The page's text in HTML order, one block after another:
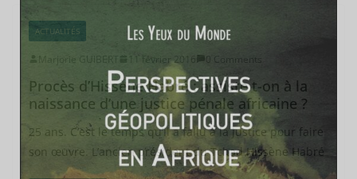
ACTUALITÉS
Marjorie GUIBERT 11 février 2016 0 Comments
Procès d’Hissène Habré : assiste t-on à la
naissance d’une justice pénale africaine ?
25 ans. C’est le temps qu’il a fallu à la justice pour faire
son œuvre. L’ancien président du Tchad Hissène Habré